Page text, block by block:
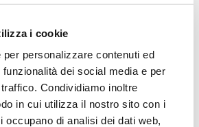
i cookie
personalizzare contenuti ed
dei social media e per
Condividiamo inoltre
in cui utilizza il nostro sito con i
occupano di analisi dei dati web,